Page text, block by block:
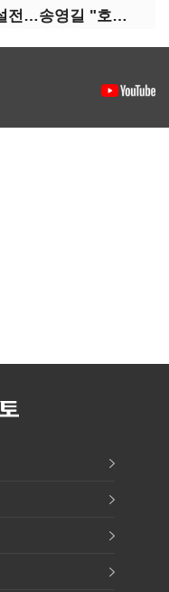
김민석·정청래, 신천지 장외 설전…송영길 "호남 계몽 규탄"